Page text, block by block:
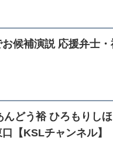
候補演説 応援弁士
どう裕 ひろもりし
【KSLチャンネル】